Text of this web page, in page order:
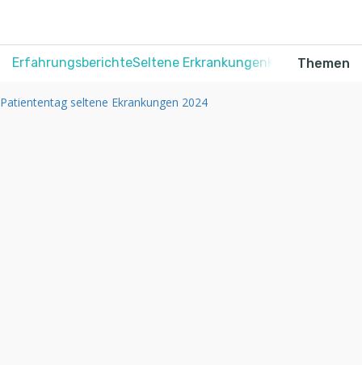
ErfahrungsberichteSeltene ErkrankungenKrebsThemen
Patiententag seltene Ekrankungen 2024